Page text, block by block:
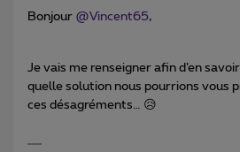
Bonjour @Vincent65,
Je vais me renseigner afin d’en
quelle solution nous pourrions vous
ces désagréments… 😥